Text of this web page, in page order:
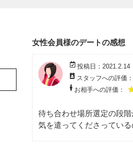
女性会員様のデートの感想
投稿日：2021.2.14
スタッフへの評価：
お相手への評価：
待ち合わせ場所選定の段
気を遣ってくださってい